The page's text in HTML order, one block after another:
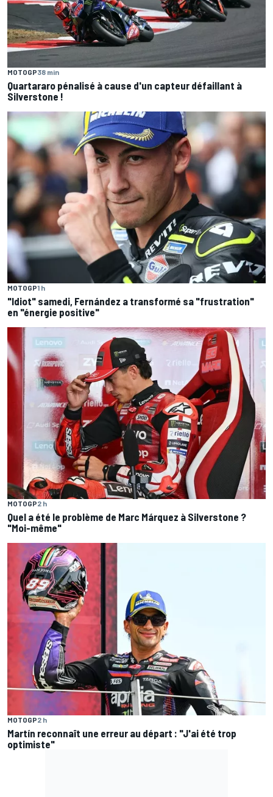
MOTOGP38 min
Quartararo pénalisé à cause d'un capteur défaillant à
Silverstone !
MOTOGP1 h
"Idiot" samedi, Fernández a transformé sa "frustration"
en "énergie positive"
MOTOGP2 h
Quel a été le problème de Marc Márquez à Silverstone ?
"Moi-même"
MOTOGP2 h
Martín reconnaît une erreur au départ : "J'ai été trop
optimiste"